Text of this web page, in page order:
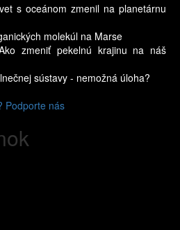
s oceánom zmenil na planetárnu
molekúl na Marse
zmeniť pekelnú krajinu na náš
sústavy - nemožná úloha?
Podporte nás